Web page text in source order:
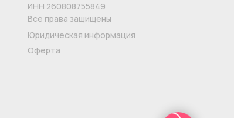
Юридическая информация
ИНН 260808755849
Все права защищены
Оферта